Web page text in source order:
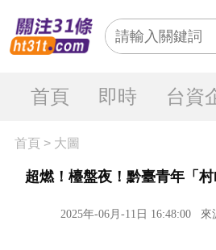
首頁 即時 台資
首頁 > 大圖
超燃！檯盤夜！黔臺青年「
2025年-06月-11日 16:48:00 來